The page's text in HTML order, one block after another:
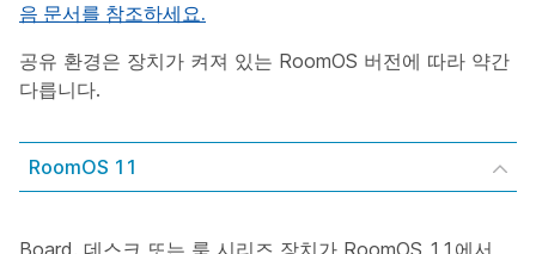
음 문서를 참조하세요.
공유 환경은 장치가 켜져 있는 RoomOS 버전에 따라 약간
다릅니다.
RoomOS 11
Board, 데스크 또는 룸 시리즈 장치가 RoomOS 11에서